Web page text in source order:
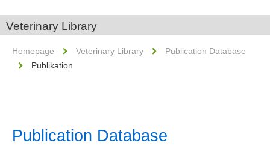
Veterinary Library
Homepage Veterinary Library
Publication Database
Publikation
Publication Database